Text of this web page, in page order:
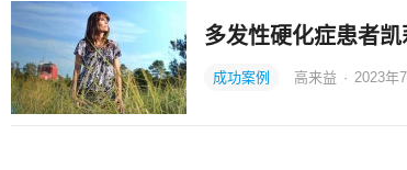
多发性硬化症患者
成功案例 高来益 · 2023年